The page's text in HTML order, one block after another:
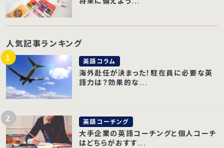
人気記事ランキング
英語コラム
海外赴任が決まった！駐在員に必要な英
語力は？効果的な...
英語コーチング
大手企業の英語コーチングと個人コーチ
はどちらがおすす...